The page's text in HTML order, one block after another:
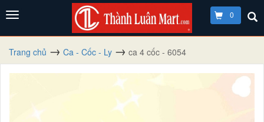
0
Trang chủ Ca - Cốc - Ly ca 4 cốc - 6054